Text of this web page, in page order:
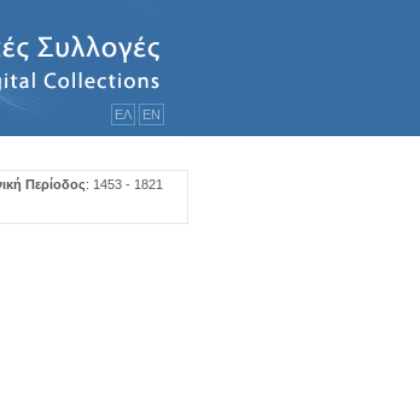
ΕΛ ΕΝ
Περίοδος: 1453 - 1821